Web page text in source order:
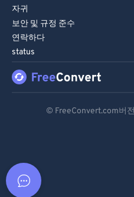
자귀
보안 및 규정 준수
연락하다
status
© FreeConvert.com버